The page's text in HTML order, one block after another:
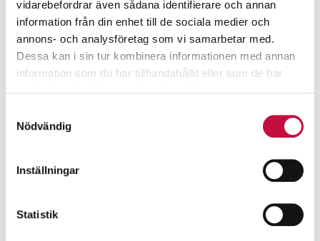
vidarebefordrar även sådana identifierare och annan
information från din enhet till de sociala medier och
annons- och analysföretag som vi samarbetar med.
Dessa kan i sin tur kombinera informationen med annan
information som du har tillhandahållit eller som de har
Nödvändig
Inställningar
Statistik